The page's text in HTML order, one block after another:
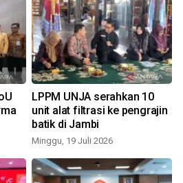
LPPM UNJA serahkan 10
unit alat filtrasi ke pengrajin
batik di Jambi
Minggu, 19 Juli 2026